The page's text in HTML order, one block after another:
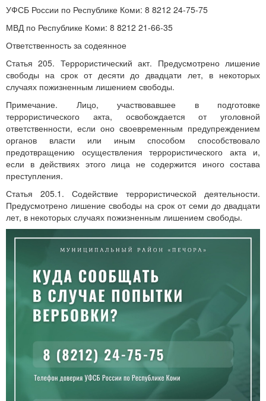
УФСБ России по Республике Коми: 8 8212 24-75-75
МВД по Республике Коми: 8 8212 21-66-35
Ответственность за содеянное
Статья 205. Террористический акт. Предусмотрено лишение
свободы на срок от десяти до двадцати лет, в некоторых
случаях пожизненным лишением свободы.
Примечание. Лицо, участвовавшее в подготовке
террористического акта, освобождается от уголовной
ответственности, если оно своевременным предупреждением
органов власти или иным способом способствовало
предотвращению осуществления террористического акта и,
если в действиях этого лица не содержится иного состава
преступления.
Статья 205.1. Содействие террористической деятельности.
Предусмотрено лишение свободы на срок от семи до двадцати
лет, в некоторых случаях пожизненным лишением свободы.